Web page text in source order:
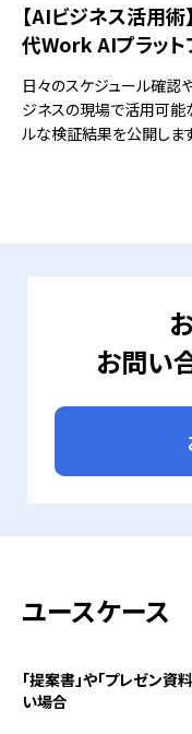
【AIビジネス活用
代Work AIプラット
日々のスケジュール確認
ジネスの現場で活用可能
ルな検証結果を公開します
お問い
ユースケース
「提案書」や「プレゼン
い場合